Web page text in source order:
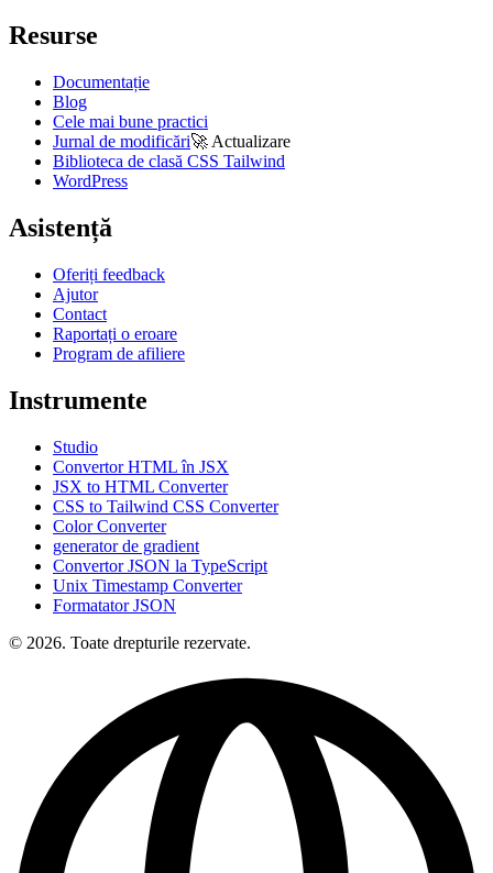
Resurse
Documentație
Blog
Cele mai bune practici
Jurnal de modificări🚀 Actualizare
Biblioteca de clasă CSS Tailwind
WordPress
Asistență
Oferiți feedback
Ajutor
Contact
Raportați o eroare
Program de afiliere
Instrumente
Studio
Convertor HTML în JSX
JSX to HTML Converter
CSS to Tailwind CSS Converter
Color Converter
generator de gradient
Convertor JSON la TypeScript
Unix Timestamp Converter
Formatator JSON
© 2026. Toate drepturile rezervate.